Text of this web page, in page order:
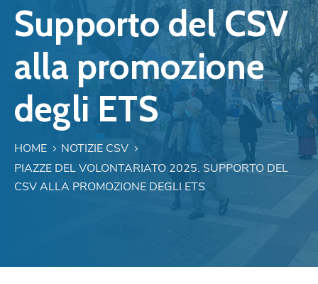
Supporto del CSV
alla promozione
degli ETS
HOME
NOTIZIE CSV
PIAZZE DEL VOLONTARIATO 2025. SUPPORTO DEL
CSV ALLA PROMOZIONE DEGLI ETS